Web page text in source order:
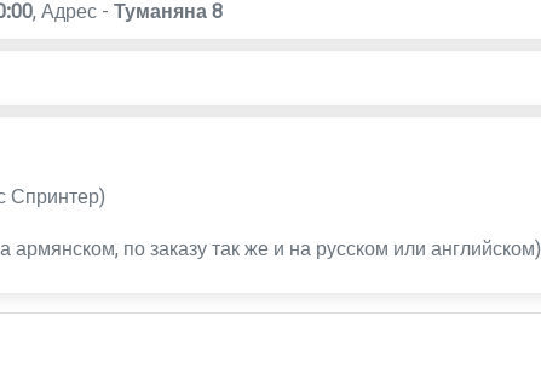
Адрес - Туманяна 8
Спринтер)
армянском, по заказу так же и на русском или английском)